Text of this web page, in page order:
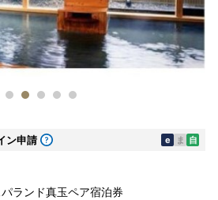
ン申請 e ま 自
ランド真玉ペア宿泊券